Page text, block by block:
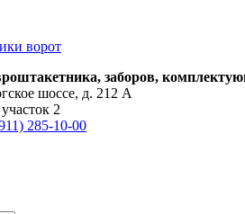
заборов,
шоссе, д. 212 А
2
285-10-00